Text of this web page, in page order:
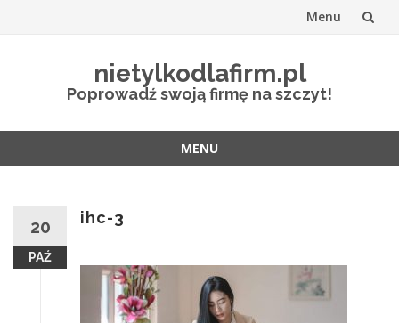
Menu
nietylkodlafirm.pl
Poprowadź swoją firmę na szczyt!
MENU
20
PAŹ
ihc-3